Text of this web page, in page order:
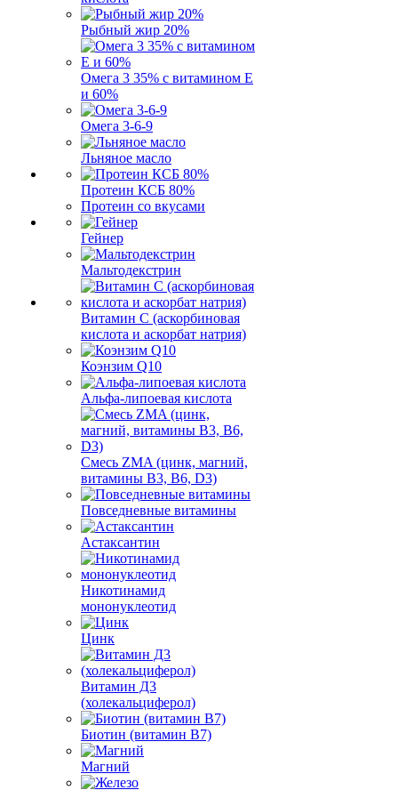
Рыбный жир 20%
Омега 3 35% с витамином Е
и 60%
Омега 3-6-9
Льняное масло
Протеин КСБ 80%
Протеин со вкусами
Гейнер
Мальтодекстрин
Витамин C (аскорбиновая
кислота и аскорбат натрия)
Коэнзим Q10
Альфа-липоевая кислота
Смесь ZMA (цинк, магний,
витамины B3, B6, D3)
Повседневные витамины
Астаксантин
Никотинамид
мононуклеотид
Цинк
Витамин Д3
(холекальциферол)
Биотин (витамин B7)
Магний